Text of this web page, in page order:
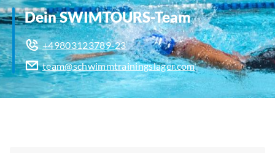
Dein SWIMTOURS-Team
+49803123789-23
team@schwimmtrainingslager.com